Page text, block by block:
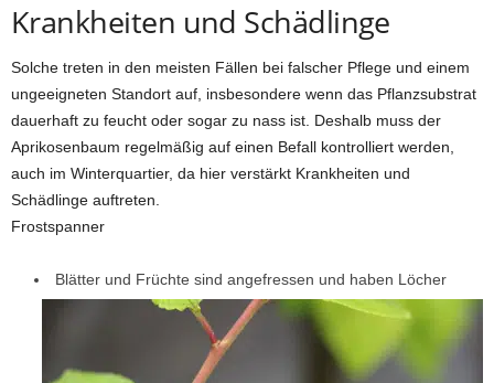
Krankheiten und Schädlinge
Solche treten in den meisten Fällen bei falscher Pflege und einem
ungeeigneten Standort auf, insbesondere wenn das Pflanzsubstrat
dauerhaft zu feucht oder sogar zu nass ist. Deshalb muss der
Aprikosenbaum regelmäßig auf einen Befall kontrolliert werden,
auch im Winterquartier, da hier verstärkt Krankheiten und
Schädlinge auftreten.
Frostspanner
Blätter und Früchte sind angefressen und haben Löcher